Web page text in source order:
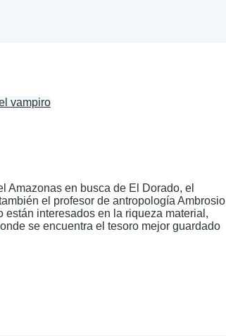
vampiro
Amazonas en busca de El Dorado, el
el profesor de antropología Ambrosio
interesados en la riqueza material,
se encuentra el tesoro mejor guardado